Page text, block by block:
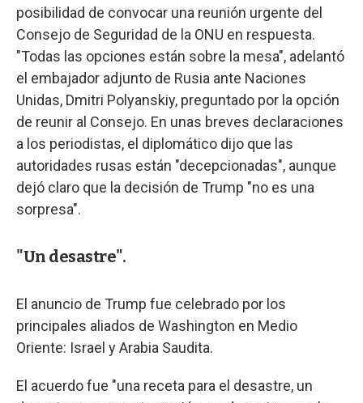
posibilidad de convocar una reunión urgente del
Consejo de Seguridad de la ONU en respuesta.
"Todas las opciones están sobre la mesa", adelantó
el embajador adjunto de Rusia ante Naciones
Unidas, Dmitri Polyanskiy, preguntado por la opción
de reunir al Consejo. En unas breves declaraciones
a los periodistas, el diplomático dijo que las
autoridades rusas están "decepcionadas", aunque
dejó claro que la decisión de Trump "no es una
sorpresa".
"Un desastre".
El anuncio de Trump fue celebrado por los
principales aliados de Washington en Medio
Oriente: Israel y Arabia Saudita.
El acuerdo fue "una receta para el desastre, un